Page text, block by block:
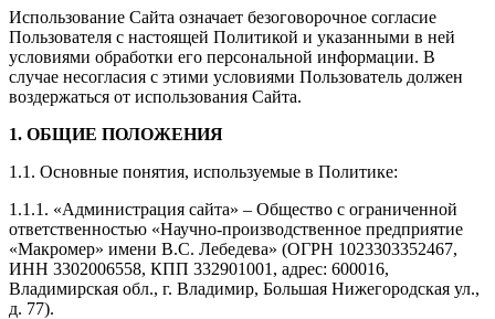
Использование Сайта означает безоговорочное согласие
Пользователя с настоящей Политикой и указанными в ней
условиями обработки его персональной информации. В
случае несогласия с этими условиями Пользователь должен
воздержаться от использования Сайта.
1. ОБЩИЕ ПОЛОЖЕНИЯ
1.1. Основные понятия, используемые в Политике:
1.1.1. «Администрация сайта» – Общество с ограниченной
ответственностью «Научно-производственное предприятие
«Макромер» имени В.С. Лебедева» (ОГРН 1023303352467,
ИНН 3302006558, КПП 332901001, адрес: 600016,
Владимирская обл., г. Владимир, Большая Нижегородская ул.,
д. 77).